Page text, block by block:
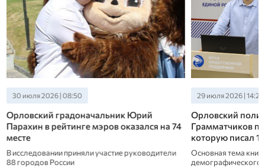
30 июля 2026 | 08:50
Орловский градоначальник Юрий
Парахин в рейтинге мэров оказался на 74
месте
В исследовании приняли участие руководители
88 городов России
29 июля 2026 | 14:20
Орловский
Грамматчиков
которую писал
Основная тема
демографического